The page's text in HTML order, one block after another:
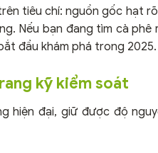
tiêu chí: nguồn gốc hạt
Nếu bạn đang tìm cà
đầu khám phá trong 2025.
kỹ kiểm soát
hiện đại, giữ được độ